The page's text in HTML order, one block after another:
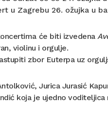
u Zagrebu 26. ožujka u
će biti izvedena
violinu i orgulje.
zbor Euterpa uz
Jurica Jurasić
koja je ujedno